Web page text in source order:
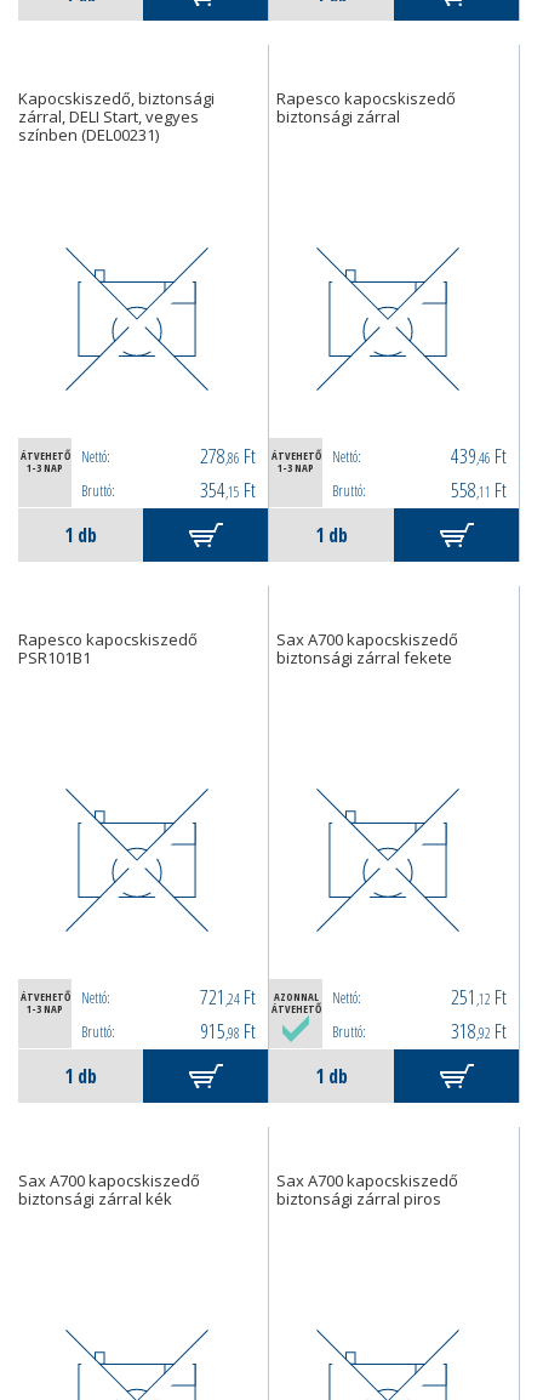
Kapocskiszedő, biztonsági
zárral, DELI Start, vegyes
színben (DEL00231)
ÁTVEHETŐ
1-3 NAP
Nettó: 278,86 Ft
Bruttó: 354,15 Ft
Rapesco kapocskiszedő
biztonsági zárral
ÁTVEHETŐ
1-3 NAP
Nettó: 439,46 Ft
Bruttó: 558,11 Ft
Rapesco kapocskiszedő
PSR101B1
ÁTVEHETŐ
1-3 NAP
Nettó: 721 ,24 Ft
Bruttó: 915,98 Ft
Sax A700 kapocskiszedő
biztonsági zárral fekete
AZONNAL
ÁTVEHETŐ
Nettó: 251 ,12 Ft
Bruttó: 318,92 Ft
Sax A700 kapocskiszedő
biztonsági zárral kék
Sax A700 kapocskiszedő
biztonsági zárral piros